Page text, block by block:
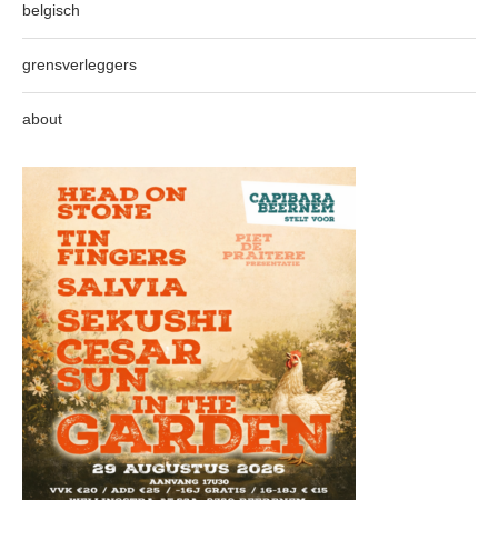
belgisch
grensverleggers
about